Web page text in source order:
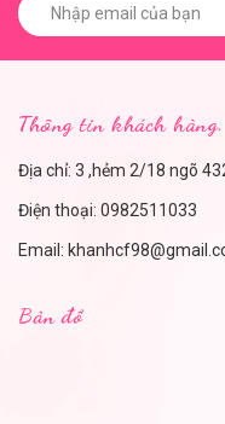
Thông tin khách hàng.
Địa chỉ: 3 ,hẻm 2/18 ngõ
Điện thoại: 0982511033
Email:
Bản đồ